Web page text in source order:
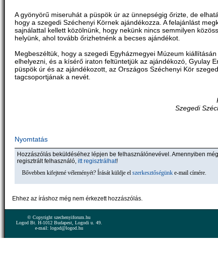
A gyönyörű miseruhát a püspök úr az ünnepségig őrizte, de
hogy a szegedi Széchenyi Körnek ajándékozza. A felajánlást
sajnálattal kellett közölnünk, hogy nekünk nincs semmilyen
helyünk, ahol tovább őrizhetnénk a becses ajándékot.
Megbeszéltük, hogy a szegedi Egyházmegyei Múzeum
elhelyezni, és a kísérő iraton feltüntetjük az ajándékozó, Gyulay
püspök úr és az ajándékozott, az Országos Széchenyi Kör
tagcsoportjának a nevét.
Szegedi
Nyomtatás
Hozzászólás beküldéséhez lépjen be felhasználónevével. Amennyiben
regisztrált felhasználó, itt regisztrálhat!
Bővebben kifejtené véleményét? Írását küldje el szerkesztőségünk e-mail címére.
Ehhez az íráshoz még nem érkezett hozzászólás.
© Copyright szechenyiforum.hu
Logod Bt. H-1012 Budapest, Logodi u. 49.
e-mail: logod@logod.hu